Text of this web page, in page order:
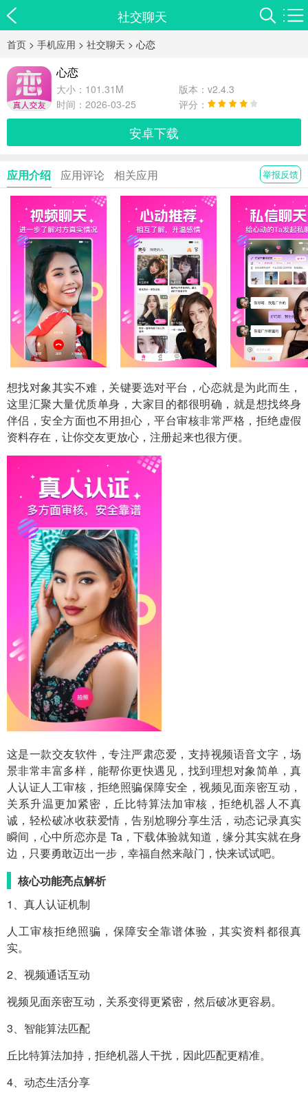
社交聊天
首页 > 手机应用 > 社交聊天 > 心恋
心恋
大小：101.31M
版本：v2.4.3
时间：2026-03-25
评分：
安卓下载
应用介绍 应用评论 相关应用 举报反馈
想找对象其实不难，关键要选对平台，心恋就是为此而生，
这里汇聚大量优质单身，大家目的都很明确，就是想找终身
伴侣，安全方面也不用担心，平台审核非常严格，拒绝虚假
资料存在，让你交友更放心，注册起来也很方便。
这是一款交友软件，专注严肃恋爱，支持视频语音文字，场
景非常丰富多样，能帮你更快遇见，找到理想对象简单，真
人认证人工审核，拒绝照骗保障安全，视频见面亲密互动，
关系升温更加紧密，丘比特算法加审核，拒绝机器人不真
诚，轻松破冰收获爱情，告别尬聊分享生活，动态记录真实
瞬间，心中所恋亦是 Ta，下载体验就知道，缘分其实就在身
边，只要勇敢迈出一步，幸福自然来敲门，快来试试吧。
核心功能亮点解析
1、真人认证机制
人工审核拒绝照骗，保障安全靠谱体验，其实资料都很真
实。
2、视频通话互动
视频见面亲密互动，关系变得更紧密，然后破冰更容易。
3、智能算法匹配
丘比特算法加持，拒绝机器人干扰，因此匹配更精准。
4、动态生活分享